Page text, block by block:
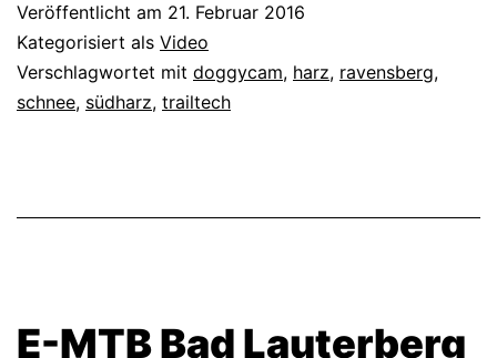
Veröffentlicht am 21. Februar 2016
Kategorisiert als Video
Verschlagwortet mit doggycam, harz, ravensberg,
schnee, südharz, trailtech
E-MTB Bad Lauterberg